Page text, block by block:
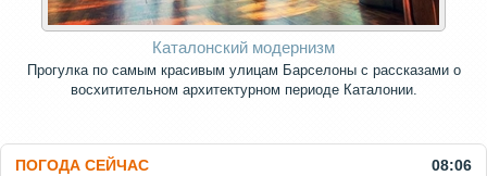
Каталонский модернизм
Прогулка по самым красивым улицам Барселоны с рассказами о
восхитительном архитектурном периоде Каталонии.
ПОГОДА СЕЙЧАС 08:06